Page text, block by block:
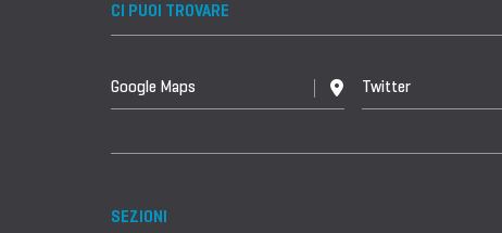
CI PUOI TROVARE
Google Maps Twitter
SEZIONI